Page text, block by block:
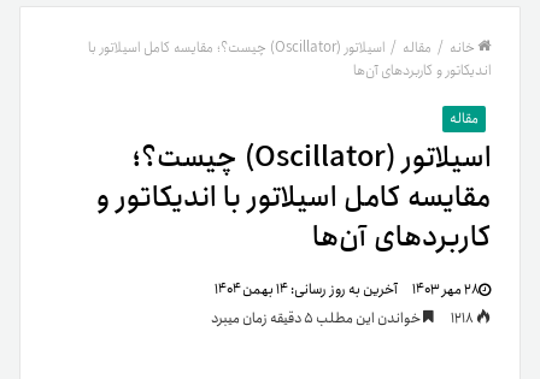
خانه / مقاله /
اسیلاتور (Oscillator) چیست؟؛ مقایسه کامل اسیلاتور با
اندیکاتور و کاربردهای آن‌ها
مقاله
اسیلاتور (Oscillator) چیست؟؛
مقایسه کامل اسیلاتور با اندیکاتور و
کاربردهای آن‌ها
۲۸ مهر ۱۴۰۳ آخرین به روز رسانی:۱۴ بهمن ۱۴۰۴
خواندن این مطلب 5 دقیقه زمان میبرد